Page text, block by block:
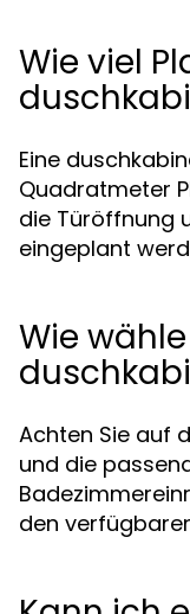
Wie viel
Eine
Quadratmeter
die Türöffnung
eingeplant
Wie
Achten Sie auf
und die
den